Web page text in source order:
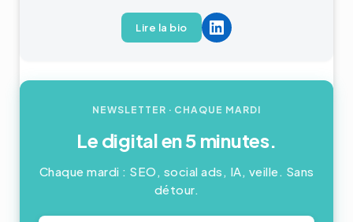
Lire la bio
NEWSLETTER · CHAQUE MARDI
Le digital en 5 minutes.
Chaque mardi : SEO, social ads, IA, veille. Sans
détour.